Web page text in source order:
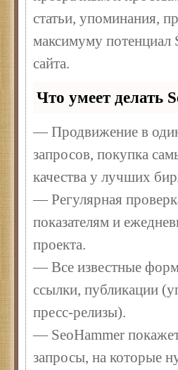
статьи, упоминания,
максимуму потенциал
сайта.
Что умеет делать
— Продвижение в
запросов, покупка
качества у лучших
— Регулярная
показателям и
проекта.
— Все известные
ссылки, публикации
пресс-релизы).
— SeoHammer
запросы, на которые